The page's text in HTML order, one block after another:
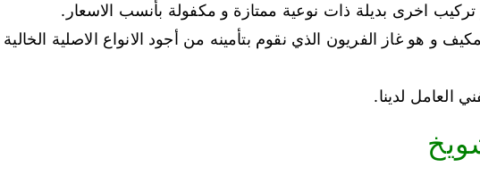
تركيب اخرى بديلة ذات نوعية ممتازة و مكفولة بأنسب الاسعار.
و هو غاز الفريون الذي نقوم بتأمينه من أجود الانواع الاصلية الخالية
العامل لدينا.